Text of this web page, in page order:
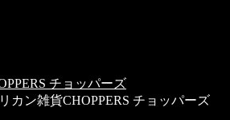
カン雑貨CHOPPERS チョッパーズ